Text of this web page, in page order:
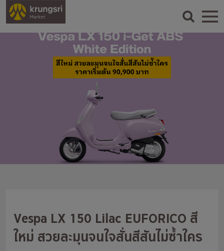
Vespa LX 150 Lilac EUFORICO สี
ใหม่ สวยละมุนจนใจสั่นสีสันไม่ซ้ำใคร